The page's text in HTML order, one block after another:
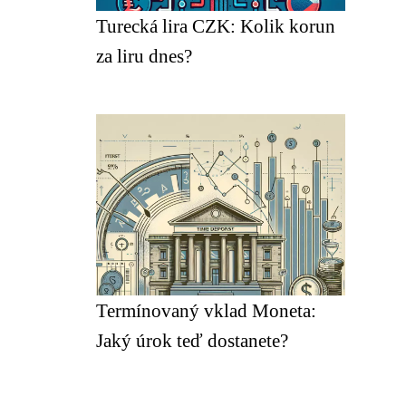
Turecká lira CZK: Kolik korun
za liru dnes?
Termínovaný vklad Moneta:
Jaký úrok teď dostanete?